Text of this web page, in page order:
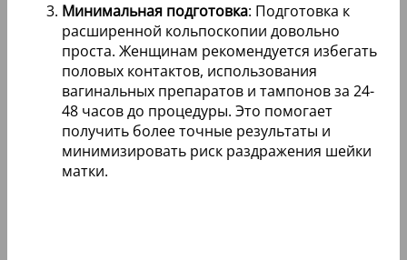
Минимальная подготовка: Подготовка к
расширенной кольпоскопии довольно
проста. Женщинам рекомендуется избегать
половых контактов, использования
вагинальных препаратов и тампонов за 24-
48 часов до процедуры. Это помогает
получить более точные результаты и
минимизировать риск раздражения шейки
матки.